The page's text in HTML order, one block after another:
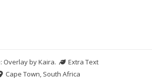
Overlay byKaira.
Extra Text
Cape Town, South Africa